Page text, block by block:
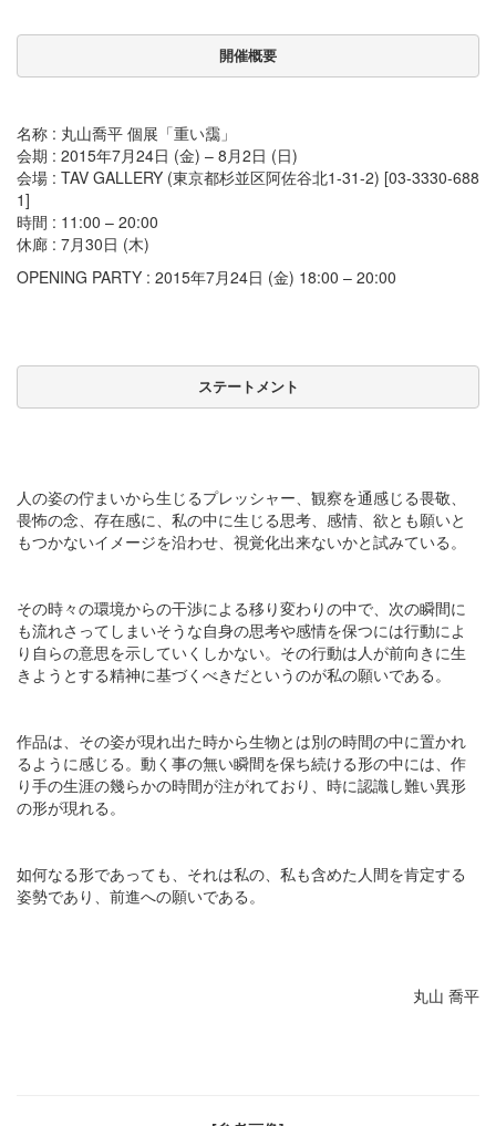
開催概要
名称 : 丸山喬平 個展「重い靄」
会期 : 2015年7月24日 (金) – 8月2日 (日)
会場 : TAV GALLERY (東京都杉並区阿佐谷北1-31-2) [03-3330-688
1]
時間 : 11:00 – 20:00
休廊 : 7月30日 (木)
OPENING PARTY : 2015年7月24日 (金) 18:00 – 20:00
ステートメント
人の姿の佇まいから生じるプレッシャー、観察を通感じる畏敬、
畏怖の念、存在感に、私の中に生じる思考、感情、欲とも願いと
もつかないイメージを沿わせ、視覚化出来ないかと試みている。
その時々の環境からの干渉による移り変わりの中で、次の瞬間に
も流れさってしまいそうな自身の思考や感情を保つには行動によ
り自らの意思を示していくしかない。その行動は人が前向きに生
きようとする精神に基づくべきだというのが私の願いである。
作品は、その姿が現れ出た時から生物とは別の時間の中に置かれ
るように感じる。動く事の無い瞬間を保ち続ける形の中には、作
り手の生涯の幾らかの時間が注がれており、時に認識し難い異形
の形が現れる。
如何なる形であっても、それは私の、私も含めた人間を肯定する
姿勢であり、前進への願いである。
丸山 喬平